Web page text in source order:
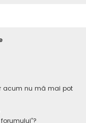
acum nu mă mai pot